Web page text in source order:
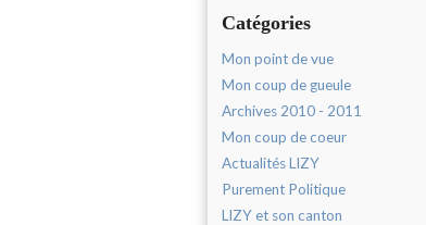
Catégories
Mon point de vue
Mon coup de gueule
Archives 2010 - 2011
Mon coup de coeur
Actualités LIZY
Purement Politique
LIZY et son canton